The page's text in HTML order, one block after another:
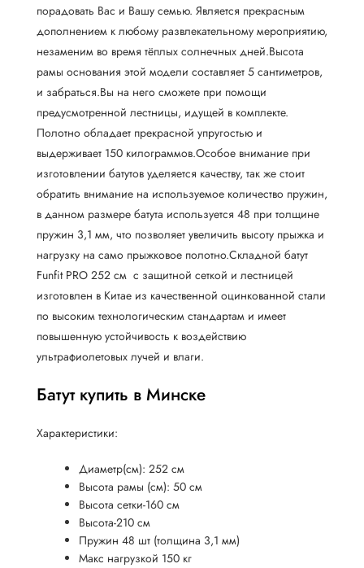
порадовать Вас и Вашу семью. Является прекрасным
дополнением к любому развлекательному мероприятию,
незаменим во время тёплых солнечных дней.Высота
рамы основания этой модели составляет 5 сантиметров,
и забраться.Вы на него сможете при помощи
предусмотренной лестницы, идущей в комплекте.
Полотно обладает прекрасной упругостью и
выдерживает 150 килограммов.Особое внимание при
изготовлении батутов уделяется качеству, так же стоит
обратить внимание на используемое количество пружин,
в данном размере батута используется 48 при толщине
пружин 3,1 мм, что позволяет увеличить высоту прыжка и
нагрузку на само прыжковое полотно.Складной батут
Funfit PRO 252 см с защитной сеткой и лестницей
изготовлен в Китае из качественной оцинкованной стали
по высоким технологическим стандартам и имеет
повышенную устойчивость к воздействию
ультрафиолетовых лучей и влаги.
Батут купить в Минске
Характеристики:
Диаметр(см): 252 см
Высота рамы (см): 50 см
Высота сетки-160 см
Высота-210 см
Пружин 48 шт (толщина 3,1 мм)
Макс нагрузкой 150 кг